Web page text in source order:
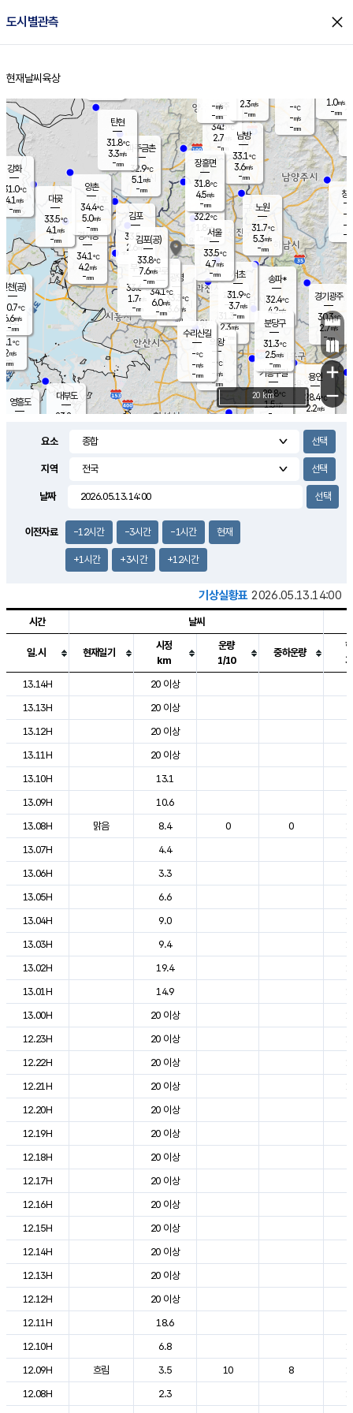
도시별관측 close
홈
현재날씨 육상
의도
℃
m/s
mm
영흥도
양주
34.5℃
2.7
-mm
과천
31.3℃
2.3m/s
- mm
용인
28.4℃
2.2m/s
경기광주
30.3℃
2.7m/s
-mm
1.3m/s
대부도
23.2
12.0
경서동
34.1℃
4.2m/s
-mm
파주금촌
32.9℃
5.1 m/s
-mm
-℃
-m/s
-mm
대곶
33.5℃
4.1 m/s
-mm
창
-
-m/
-
탄현
31.8℃
3.3m/s
-mm
1.0m/s
-mm
의왕
- ℃
-m/s
-mm
김포
33.5℃
2.6 m/s
mm
광명
33.3 ℃
3.6 m/s
-mm
부천
33.6℃
1.7m/s
-mm
양촌
34.4℃
5.0m/s
-mm
구로
34.1℃
6.0m/s
-mm
은평
32.2℃
1.8 m/s
- mm
노원
31.7℃
5.3m/s
-mm
송파*
32.4℃
4.2m/s
-mm
서초
31.9℃
3.7m/s
-mm
남방
33.1℃
3.6m/s
-mm
기흥구갈
28.8℃
1.5m/s
-
수리산길
-℃
-m/s
-mm
분당구
31.3℃
2.5m/s
-mm
장흥면
31.8℃
4.5m/s
-mm
-m/s
-mm
강화
31.0℃
4.1 m/s
-mm
인천(공)
30.7℃
6.6m/s
-mm
김포(공)
33.8℃
7.6m/s
-mm
서울
33.5℃
4.7m/s
-mm
2.3m/s
-mm
+
−
20 km
요소
지역
날짜
이전자료 -12시간 -3시간 -1시간 현재
+1시간 +3시간 +12시간
기상실황표 2026.05.13.14:00
도시별 기상실황표로 지점, 날씨, 기온, 강수, 바람, 기압등을 안내한 표입
시간 날씨
일.시 현재일기
시정
km
운량
1/10
중하운량
13.14H
20 이상
13.13H
20 이상
13.12H
20 이상
13.11H
20 이상
13.10H
13.1
13.09H
10.6
13.08H
맑음 8.4 0 0
13.07H
4.4
13.06H
3.3
13.05H
6.6
13.04H
9.0
13.03H
9.4
13.02H
19.4
13.01H
14.9
13.00H
20 이상
12.23H
20 이상
12.22H
20 이상
12.21H
20 이상
12.20H
20 이상
12.19H
20 이상
12.18H
20 이상
12.17H
20 이상
12.16H
20 이상
12.15H
20 이상
12.14H
20 이상
12.13H
20 이상
12.12H
20 이상
12.11H
18.6
12.10H
6.8
12.09H
흐림 3.5 10 8
12.08H
2.3